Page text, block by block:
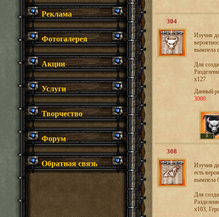
Реклама
Фотогалерея
Акции
Услуги
Творчество
Форум
Обратная связь
304
Изучив
вымпела
Для
х127
Данный
3000.
8
308
Изучив
есть
вымпела
Для
х103,